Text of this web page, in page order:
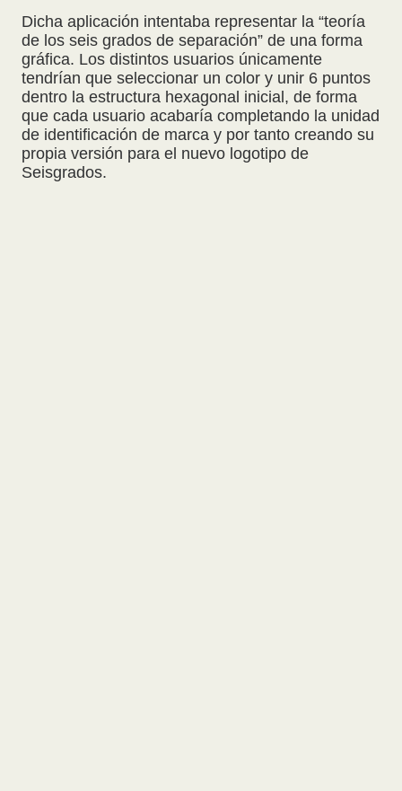
Dicha aplicación intentaba representar la “teoría
de los seis grados de separación” de una forma
gráfica. Los distintos usuarios únicamente
tendrían que seleccionar un color y unir 6 puntos
dentro la estructura hexagonal inicial, de forma
que cada usuario acabaría completando la unidad
de identificación de marca y por tanto creando su
propia versión para el nuevo logotipo de
Seisgrados.